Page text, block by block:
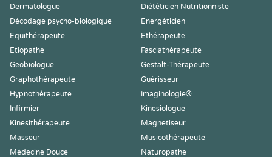
Dermatologue
Diététicien Nutritionniste
Décodage psycho-biologique
Energéticien
Equithérapeute
Ethérapeute
Etiopathe
Fasciathérapeute
Geobiologue
Gestalt-Thérapeute
Graphothérapeute
Guérisseur
Hypnothérapeute
Imaginologie®
Infirmier
Kinesiologue
Kinesithérapeute
Magnetiseur
Masseur
Musicothérapeute
Médecine Douce
Naturopathe